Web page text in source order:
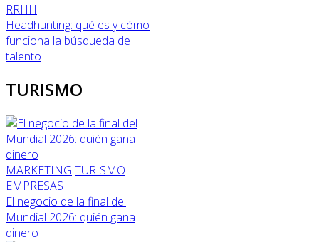
RRHH
Headhunting: qué es y cómo
funciona la búsqueda de
talento
TURISMO
MARKETING TURISMO
EMPRESAS
El negocio de la final del
Mundial 2026: quién gana
dinero